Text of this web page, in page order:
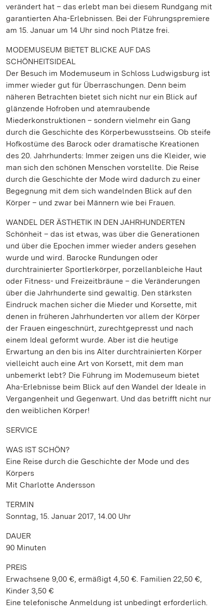
verändert hat – das erlebt man bei diesem Rundgang mit
garantierten Aha-Erlebnissen. Bei der Führungspremiere
am 15. Januar um 14 Uhr sind noch Plätze frei.
MODEMUSEUM BIETET BLICKE AUF DAS
SCHÖNHEITSIDEAL
Der Besuch im Modemuseum in Schloss Ludwigsburg ist
immer wieder gut für Überraschungen. Denn beim
näheren Betrachten bietet sich nicht nur ein Blick auf
glänzende Hofroben und atemraubende
Miederkonstruktionen – sondern vielmehr ein Gang
durch die Geschichte des Körperbewusstseins. Ob steife
Hofkostüme des Barock oder dramatische Kreationen
des 20. Jahrhunderts: Immer zeigen uns die Kleider, wie
man sich den schönen Menschen vorstellte. Die Reise
durch die Geschichte der Mode wird dadurch zu einer
Begegnung mit dem sich wandelnden Blick auf den
Körper – und zwar bei Männern wie bei Frauen.
WANDEL DER ÄSTHETIK IN DEN JAHRHUNDERTEN
Schönheit – das ist etwas, was über die Generationen
und über die Epochen immer wieder anders gesehen
wurde und wird. Barocke Rundungen oder
durchtrainierter Sportlerkörper, porzellanbleiche Haut
oder Fitness- und Freizeitbräune – die Veränderungen
über die Jahrhunderte sind gewaltig. Den stärksten
Eindruck machen sicher die Mieder und Korsette, mit
denen in früheren Jahrhunderten vor allem der Körper
der Frauen eingeschnürt, zurechtgepresst und nach
einem Ideal geformt wurde. Aber ist die heutige
Erwartung an den bis ins Alter durchtrainierten Körper
vielleicht auch eine Art von Korsett, mit dem man
unbemerkt lebt? Die Führung im Modemuseum bietet
Aha-Erlebnisse beim Blick auf den Wandel der Ideale in
Vergangenheit und Gegenwart. Und das betrifft nicht nur
den weiblichen Körper!
SERVICE
WAS IST SCHÖN?
Eine Reise durch die Geschichte der Mode und des
Körpers
Mit Charlotte Andersson
TERMIN
Sonntag, 15. Januar 2017, 14.00 Uhr
DAUER
90 Minuten
PREIS
Erwachsene 9,00 €, ermäßigt 4,50 €. Familien 22,50 €,
Kinder 3,50 €
Eine telefonische Anmeldung ist unbedingt erforderlich.